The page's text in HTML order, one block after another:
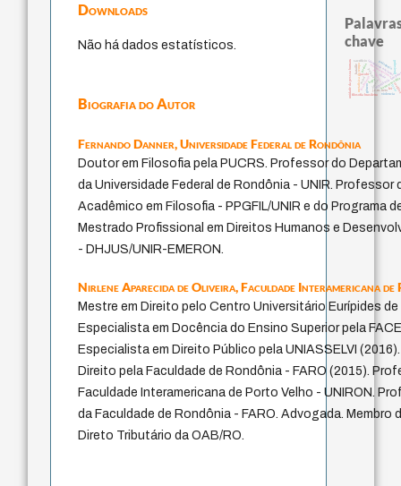
Downloads
Não há dados estatísticos.
Biografia do Autor
Fernando Danner,Universidade Federal de Rondônia
Doutor em Filosofia pela PUCRS. Professor do
da Universidade Federal de Rondônia - UNIR. Professor
Acadêmico em Filosofia - PPGFIL/UNIR e do Programa
Mestrado Profissional em Direitos Humanos e
- DHJUS/UNIR-EMERON.
Nirlene Aparecida de Oliveira,Faculdade Interamericana
Mestre em Direito pelo Centro Universitário Eurípides de
Especialista em Docência do Ensino Superior pela
Especialista em Direito Público pela UNIASSELVI
Direito pela Faculdade de Rondônia - FARO (2015).
Faculdade Interamericana de Porto Velho - UNIRON.
da Faculdade de Rondônia - FARO. Advogada. Membro
Direto Tributário da OAB/RO.
chave
fundamentalismo
jacobi protágoras
experiência
metafísica do tempo género
idade
intolerância
identidade nacional
homem-medida
filosofia brasileira
j.c.m. neto
palavra
perdón
leyes
violencia
guayaquil
logos
pedagogia
lei
unidade da pessoa humana desejo
sacrifício
bataille
mind